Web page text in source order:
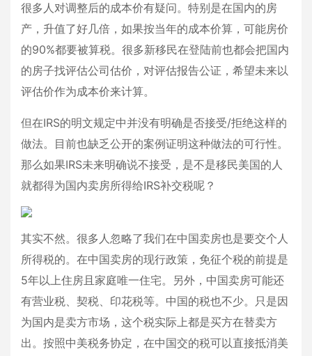
很多人对调整后的成本价有疑问。特别是在国内的房
产，升值了好几倍，如果按当年的成本价算，可能房价
的90%都要被算税。很多新移民在登陆前也都会把国内
的房子找评估公司估价，对评估报告公证，希望未来以
评估价作为成本价来计算。
但在IRS的明文规定中并没有明确是否接受/拒绝这样的
做法。目前也缺乏公开的案例证明这种做法的可行性。
那么如果IRS未来明确说不接受，是不是移民美国的人
就都得为国内卖房所得给IRS补交税呢？
其实不然。很多人忽略了我们在中国卖房也是要交个人
所得税的。在中国卖房的现行政策，免征个税的前提是
5年以上住房且家庭唯一住宅。另外，中国卖房可能还
有营业税、契税、印花税等。中国的税也不少。只是因
为国内是卖方市场，这个税实际上都是买方在替卖方
出。按照中美税务协定，在中国交的税可以直接抵消美